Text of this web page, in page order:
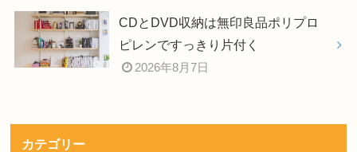
CDとDVD収納は無印良品ポリプロ
ピレンですっきり片付く
2026年8月7日
カテゴリー